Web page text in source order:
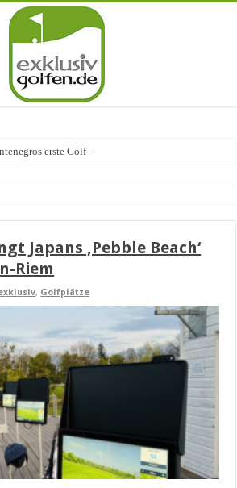
erste Golf-Community weiter aus
Japans ‚Pebble Beach‘
Riem
, Golfplätze